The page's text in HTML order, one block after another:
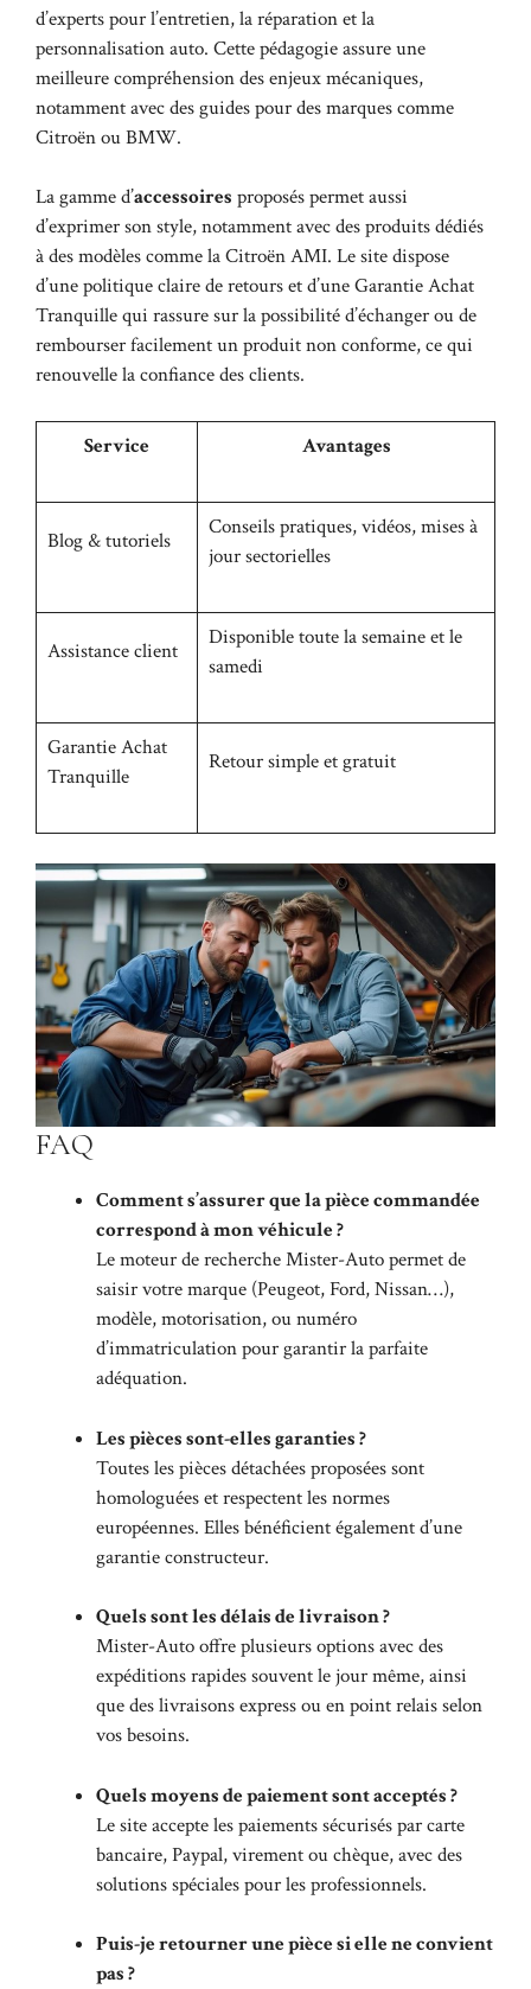
d’experts pour l’entretien, la réparation et la
personnalisation auto. Cette pédagogie assure une
meilleure compréhension des enjeux mécaniques,
notamment avec des guides pour des marques comme
Citroën ou BMW.
La gamme d’accessoires proposés permet aussi
d’exprimer son style, notamment avec des produits dédiés
à des modèles comme la Citroën AMI. Le site dispose
d’une politique claire de retours et d’une Garantie Achat
Tranquille qui rassure sur la possibilité d’échanger ou de
rembourser facilement un produit non conforme, ce qui
renouvelle la confiance des clients.
Service Avantages
Blog & tutoriels
Conseils pratiques, vidéos, mises à
jour sectorielles
Assistance client
Disponible toute la semaine et le
samedi
Garantie Achat
Tranquille
Retour simple et gratuit
FAQ
Comment s’assurer que la pièce commandée
correspond à mon véhicule ?
Le moteur de recherche Mister-Auto permet de
saisir votre marque (Peugeot, Ford, Nissan…),
modèle, motorisation, ou numéro
d’immatriculation pour garantir la parfaite
adéquation.
Les pièces sont-elles garanties ?
Toutes les pièces détachées proposées sont
homologuées et respectent les normes
européennes. Elles bénéficient également d’une
garantie constructeur.
Quels sont les délais de livraison ?
Mister-Auto offre plusieurs options avec des
expéditions rapides souvent le jour même, ainsi
que des livraisons express ou en point relais selon
vos besoins.
Quels moyens de paiement sont acceptés ?
Le site accepte les paiements sécurisés par carte
bancaire, Paypal, virement ou chèque, avec des
solutions spéciales pour les professionnels.
Puis-je retourner une pièce si elle ne convient
pas ?